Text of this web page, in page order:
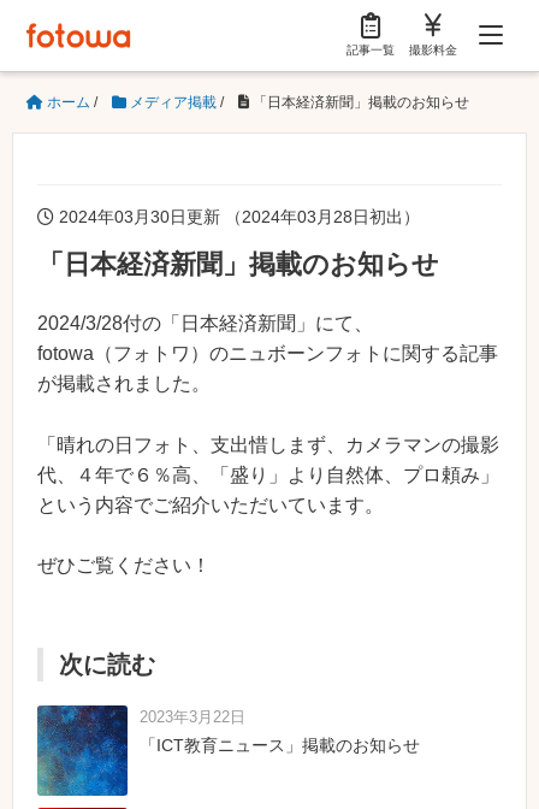
記事一覧 撮影料金
ホーム / メディア掲載 / 「日本経済新聞」掲載のお知らせ
2024年03月30日更新 （2024年03月28日初出）
「日本経済新聞」掲載のお知らせ
2024/3/28付の「日本経済新聞」にて、
fotowa（フォトワ）のニュボーンフォトに関する記事
が掲載されました。
「晴れの日フォト、支出惜しまず、カメラマンの撮影
代、４年で６％高、「盛り」より自然体、プロ頼み」
という内容でご紹介いただいています。
ぜひご覧ください！
次に読む
2023年3月22日
「ICT教育ニュース」掲載のお知らせ